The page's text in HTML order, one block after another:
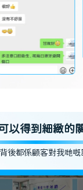
以得到細緻的
後都係顧客對我哋